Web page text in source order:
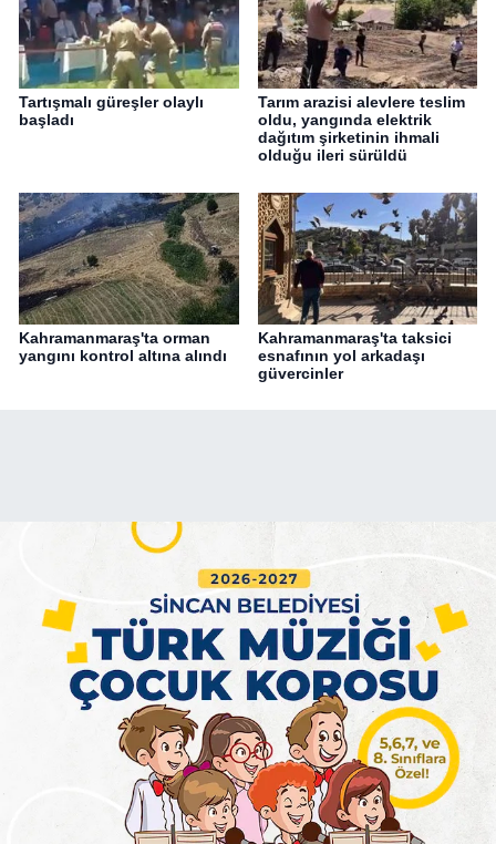
Tartışmalı güreşler olaylı
başladı
Tarım arazisi alevlere teslim
oldu, yangında elektrik
dağıtım şirketinin ihmali
olduğu ileri sürüldü
Kahramanmaraş'ta orman
yangını kontrol altına alındı
Kahramanmaraş'ta taksici
esnafının yol arkadaşı
güvercinler